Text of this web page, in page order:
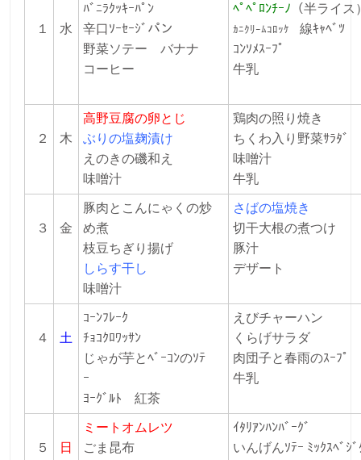
１ 水
ﾊﾞﾆﾗｸｯｷｰﾊﾟﾝ
辛口ｿｰｾｰｼﾞパン
野菜ソテー バナナ
コーヒー
ﾍﾟﾍﾟﾛﾝﾁｰﾉ （半ライス
ｶﾆｸﾘｰﾑｺﾛｯｹ線ｷｬﾍﾞﾂ
ｺﾝｿﾒｽｰﾌﾟ
牛乳
２ 木
高野豆腐の卵とじ
ぶりの塩麹漬け
えのきの磯和え
味噌汁
鶏肉の照り焼き
ちくわ入り野菜ｻﾗﾀ
味噌汁
牛乳
３ 金
豚肉とこんにゃくの炒
め煮
枝豆ちぎり揚げ
しらす干し
味噌汁
さばの塩焼き
切干大根の煮つけ
豚汁
デザート
４ 土
ｺｰﾝﾌﾚｰｸ
ﾁｮｺｸﾛﾜｯｻﾝ
じゃが芋とﾍﾞｰｺﾝのｿﾃ
ｰ
ﾖｰｸﾞﾙﾄ 紅茶
えびチャーハン
くらげサラダ
肉団子と春雨のｽｰﾌ
牛乳
５ 日
ミートオムレツ
ごま昆布
ｲﾀﾘｱﾝﾊﾝﾊﾞｰｸﾞ
いんげんｿﾃｰ ﾐｯｸｽﾍﾞｼﾞ